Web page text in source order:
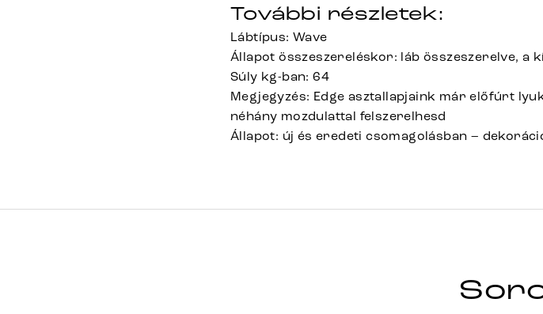
További részletek:
Lábtípus: Wave
Állapot összeszereléskor: láb összeszerelve, a
Súly kg-ban: 64
Megjegyzés: Edge asztallapjaink már előfúrt
néhány mozdulattal felszerelhesd
Állapot: új és eredeti csomagolásban –